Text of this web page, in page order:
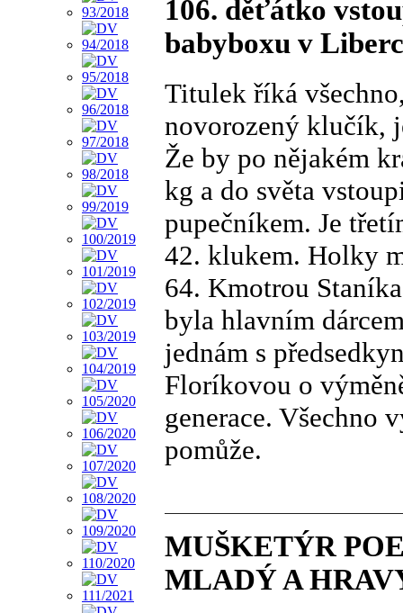
106. děťátko
babyboxu v
Titulek říká
novorozený klučík,
Že by po nějakém
kg a do světa
pupečníkem. Je
42. klukem. Holky
64. Kmotrou
byla hlavním
jednám s
Floríkovou o
generace. Všechno
pomůže.
MUŠKETÝR
MLADÝ A